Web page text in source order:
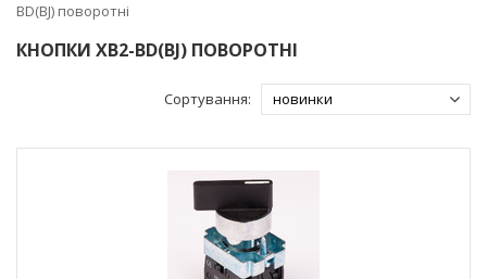
BD(BJ) поворотні
КНОПКИ XB2-BD(BJ) ПОВОРОТНІ
Сортування: